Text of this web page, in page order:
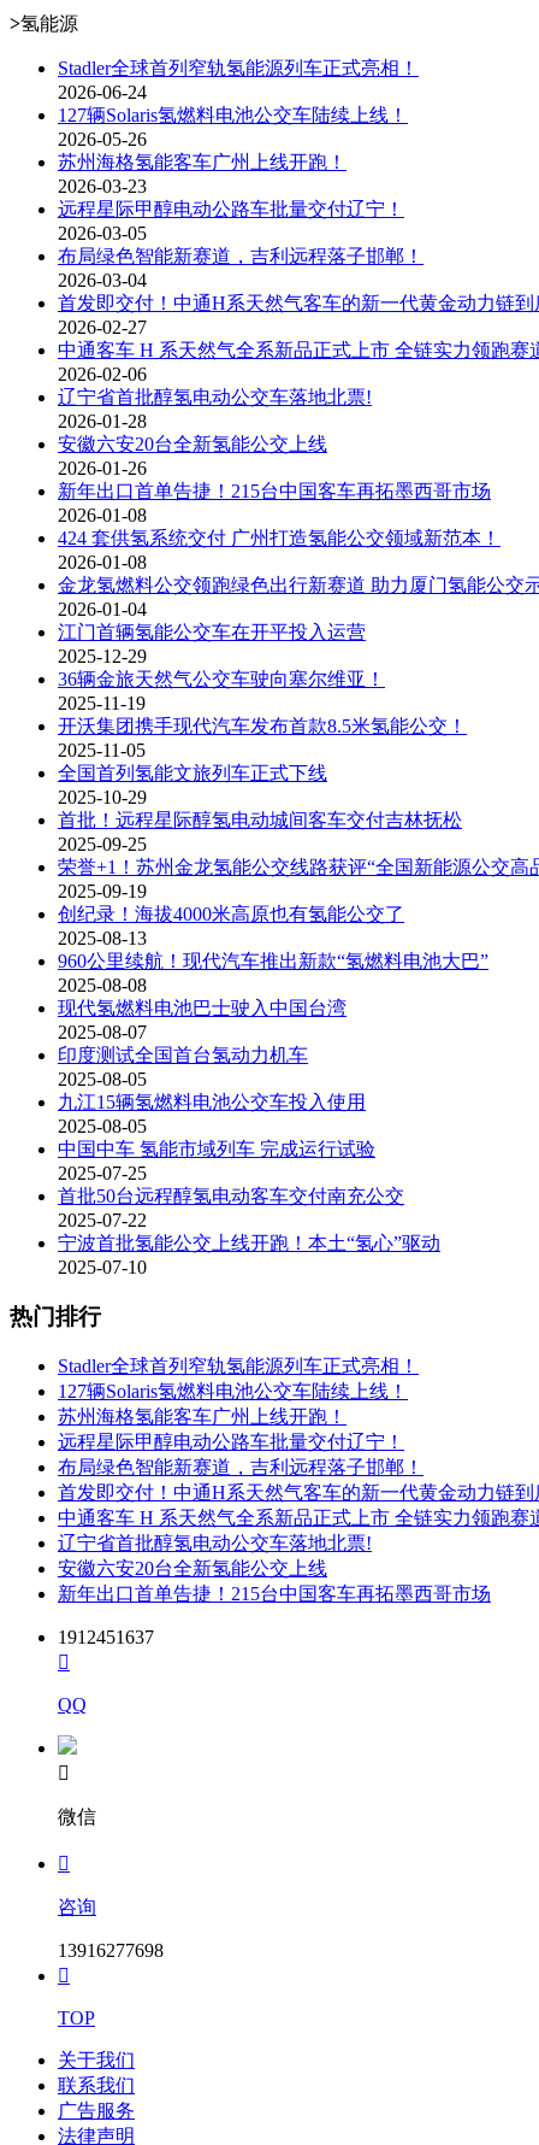
>氢能源
Stadler全球首列窄轨氢能源列车正式亮相！
2026-06-24
127辆Solaris氢燃料电池公交车陆续上线！
2026-05-26
苏州海格氢能客车广州上线开跑！
2026-03-23
远程星际甲醇电动公路车批量交付辽宁！
2026-03-05
布局绿色智能新赛道，吉利远程落子邯郸！
2026-03-04
首发即交付！中通H系天然气客车的新一代黄金动力链到
2026-02-27
中通客车 H 系天然气全系新品正式上市 全链实力领跑赛
2026-02-06
辽宁省首批醇氢电动公交车落地北票!
2026-01-28
安徽六安20台全新氢能公交上线
2026-01-26
新年出口首单告捷！215台中国客车再拓墨西哥市场
2026-01-08
424 套供氢系统交付 广州打造氢能公交领域新范本！
2026-01-08
金龙氢燃料公交领跑绿色出行新赛道 助力厦门氢能公交
2026-01-04
江门首辆氢能公交车在开平投入运营
2025-12-29
36辆金旅天然气公交车驶向塞尔维亚！
2025-11-19
开沃集团携手现代汽车发布首款8.5米氢能公交！
2025-11-05
全国首列氢能文旅列车正式下线
2025-10-29
首批！远程星际醇氢电动城间客车交付吉林抚松
2025-09-25
荣誉+1！苏州金龙氢能公交线路获评“全国新能源公交高
2025-09-19
创纪录！海拔4000米高原也有氢能公交了
2025-08-13
960公里续航！现代汽车推出新款“氢燃料电池大巴”
2025-08-08
现代氢燃料电池巴士驶入中国台湾
2025-08-07
印度测试全国首台氢动力机车
2025-08-05
九江15辆氢燃料电池公交车投入使用
2025-08-05
中国中车 氢能市域列车 完成运行试验
2025-07-25
首批50台远程醇氢电动客车交付南充公交
2025-07-22
宁波首批氢能公交上线开跑！本土“氢心”驱动
2025-07-10
热门排行
Stadler全球首列窄轨氢能源列车正式亮相！
127辆Solaris氢燃料电池公交车陆续上线！
苏州海格氢能客车广州上线开跑！
远程星际甲醇电动公路车批量交付辽宁！
布局绿色智能新赛道，吉利远程落子邯郸！
首发即交付！中通H系天然气客车的新一代黄金动力链到
中通客车 H 系天然气全系新品正式上市 全链实力领跑赛
辽宁省首批醇氢电动公交车落地北票!
安徽六安20台全新氢能公交上线
新年出口首单告捷！215台中国客车再拓墨西哥市场
1912451637

QQ

微信

咨询
13916277698

TOP
关于我们
联系我们
广告服务
法律声明